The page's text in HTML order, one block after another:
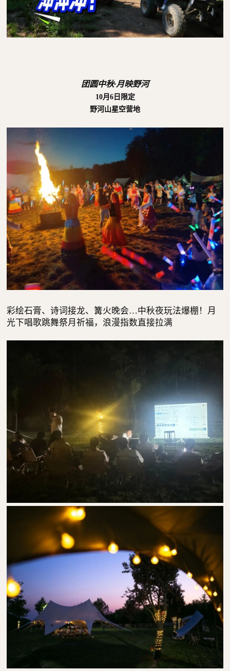
团圆中秋·月映野河
10月6日限定
野河山星空营地
彩绘石膏、诗词接龙、篝火晚会…中秋夜玩法爆棚！月
光下唱歌跳舞祭月祈福，浪漫指数直接拉满